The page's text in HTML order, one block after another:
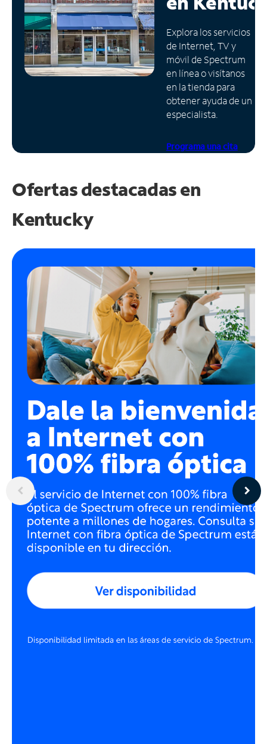
Administrar
cuenta
Encuentra
una
tienda
Explora los servicios
de Internet, TV y
móvil de Spectrum
en línea o visítanos
en la tienda para
obtener ayuda de un
especialista.
Programa una cita
Ofertas destacadas en
Kentucky